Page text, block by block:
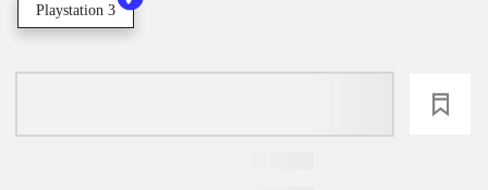
Playstation 3